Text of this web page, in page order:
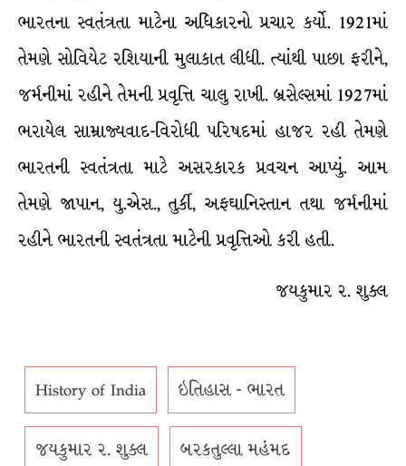
ભારતના સ્વતંત્રતા માટેના અધિકારનો પ્રચાર કર્યો. 1921માં
તેમણે સોવિયેટ રશિયાની મુલાકાત લીધી. ત્યાંથી પાછા ફરીને,
જર્મનીમાં રહીને તેમની પ્રવૃત્તિ ચાલુ રાખી. બ્રસેલ્સમાં 1927માં
ભરાયેલ સામ્રાજ્યવાદ-વિરોધી પરિષદમાં હાજર રહી તેમણે
ભારતની સ્વતંત્રતા માટે અસરકારક પ્રવચન આપ્યું. આમ
તેમણે જાપાન, યુ.એસ., તુર્કી, અફઘાનિસ્તાન તથા જર્મનીમાં
રહીને ભારતની સ્વતંત્રતા માટેની પ્રવૃત્તિઓ કરી હતી.
જયકુમાર ર. શુક્લ
History of India ઇતિહાસ - ભારત
જયકુમાર ર. શુક્લ બરકતુલ્લા મહંમદ